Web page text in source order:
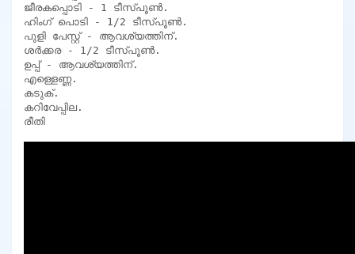
ജീരകപ്പൊടി - 1 ടീസ്പൂൺ.
ഹിംഗ് പൊടി - 1/2 ടീസ്പൂൺ.
പുളി പേസ്റ്റ് - ആവശ്യത്തിന്.
ശർക്കര - 1/2 ടീസ്പൂൺ.
ഉപ്പ് - ആവശ്യത്തിന്.
എള്ളെണ്ണ.
കടുക്.
കറിവേപ്പില.
രീതി